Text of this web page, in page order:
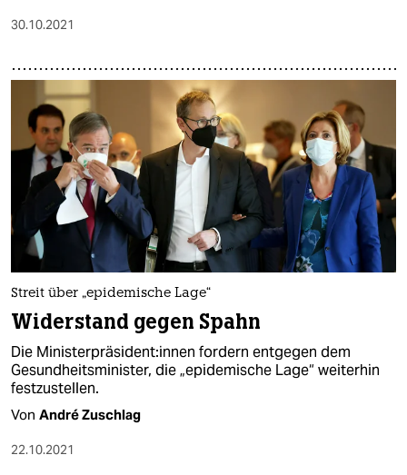
30.10.2021
Streit über „epidemische Lage“
Widerstand gegen Spahn
Die Mi­nis­ter­prä­si­den­t:in­nen fordern entgegen dem
Gesundheitsminister, die „epidemische Lage“ weiterhin
festzustellen.
Von André Zuschlag
22.10.2021